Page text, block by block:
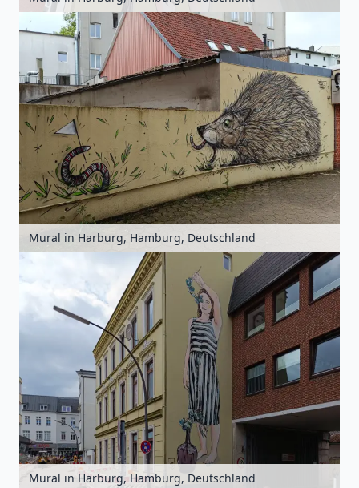
Mural in Harburg, Hamburg, Deutschland
Mural in Harburg, Hamburg, Deutschland